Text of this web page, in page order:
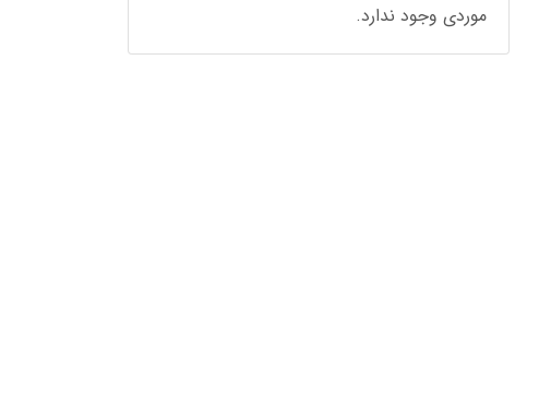
موردی وجود ندارد.